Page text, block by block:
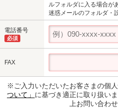
ルフォルダに入る場合が
迷惑メールのフォルダ・
電話番号
必須
FAX
※ご入力いただいたお客さまの個人
ついて」 に基づき適正に取り扱い
上お問い合わ